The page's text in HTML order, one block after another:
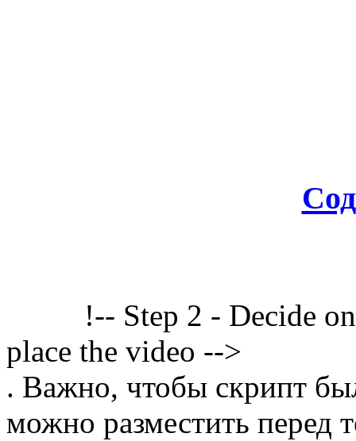
!-- Step 2 - Decide
place the video -->
. Важно, чтобы скрипт
можно разместить перед